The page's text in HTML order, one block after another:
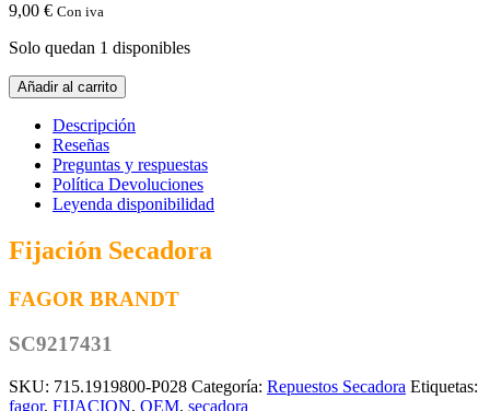
9,00 € Con iva
Solo quedan 1 disponibles
Fijacion
Secadora
FAGOR
BRANDT
SC9217431
cantidad
Añadir al carrito
Descripción
Reseñas
Preguntas y respuestas
Política Devoluciones
Leyenda disponibilidad
Fijación Secadora
FAGOR BRANDT
SC9217431
SKU: 715.1919800-P028 Categoría: Repuestos Secadora Etiquetas:
fagor, FIJACION, OEM, secadora